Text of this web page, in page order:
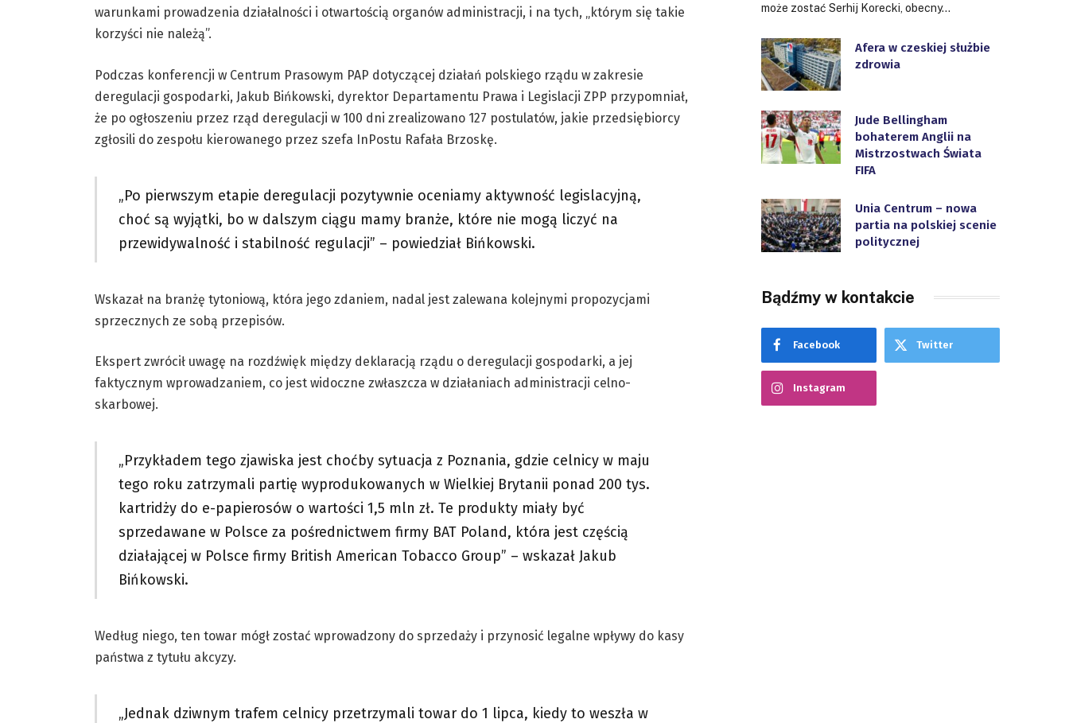
warunkami prowadzenia działalności i otwartością organów administracji, i na tych, „którym się takie
korzyści nie należą”.
Podczas konferencji w Centrum Prasowym PAP dotyczącej działań polskiego rządu w zakresie
deregulacji gospodarki, Jakub Bińkowski, dyrektor Departamentu Prawa i Legislacji ZPP przypomniał,
że po ogłoszeniu przez rząd deregulacji w 100 dni zrealizowano 127 postulatów, jakie przedsiębiorcy
zgłosili do zespołu kierowanego przez szefa InPostu Rafała Brzoskę.
„Po pierwszym etapie deregulacji pozytywnie oceniamy aktywność legislacyjną,
choć są wyjątki, bo w dalszym ciągu mamy branże, które nie mogą liczyć na
przewidywalność i stabilność regulacji” – powiedział Bińkowski.
Wskazał na branżę tytoniową, która jego zdaniem, nadal jest zalewana kolejnymi propozycjami
sprzecznych ze sobą przepisów.
Ekspert zwrócił uwagę na rozdźwięk między deklaracją rządu o deregulacji gospodarki, a jej
faktycznym wprowadzaniem, co jest widoczne zwłaszcza w działaniach administracji celno-
skarbowej.
„Przykładem tego zjawiska jest choćby sytuacja z Poznania, gdzie celnicy w maju
tego roku zatrzymali partię wyprodukowanych w Wielkiej Brytanii ponad 200 tys.
kartridży do e-papierosów o wartości 1,5 mln zł. Te produkty miały być
sprzedawane w Polsce za pośrednictwem firmy BAT Poland, która jest częścią
działającej w Polsce firmy British American Tobacco Group” – wskazał Jakub
Bińkowski.
Według niego, ten towar mógł zostać wprowadzony do sprzedaży i przynosić legalne wpływy do kasy
państwa z tytułu akcyzy.
„Jednak dziwnym trafem celnicy przetrzymali towar do 1 lipca, kiedy to weszła w
może zostać Serhij Korecki, obecny…
Afera w czeskiej służbie
zdrowia
Jude Bellingham
bohaterem Anglii na
Mistrzostwach Świata
FIFA
Unia Centrum – nowa
partia na polskiej scenie
politycznej
Bądźmy w kontakcie
Facebook Twitter
Instagram